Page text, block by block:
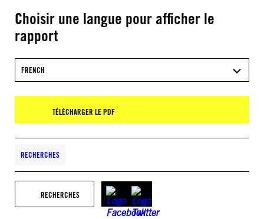
Choisir une langue pour afficher le
rapport
FRENCH
TÉLÉCHARGER LE PDF
RECHERCHES
RECHERCHES